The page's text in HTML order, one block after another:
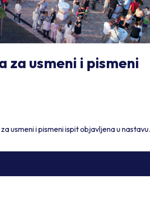
usmeni i pismeni
usmeni i pismeni ispit objavljena u nastavu.